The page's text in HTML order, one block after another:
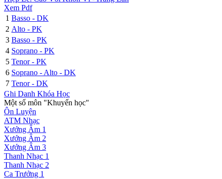
Xem Pdf
1 Basso - DK
2 Alto - PK
3 Basso - PK
4 Soprano - PK
5 Tenor - PK
6 Soprano - Alto - DK
7 Tenor - DK
Ghi Danh Khóa Học
Một số môn "Khuyến học"
Ôn Luyện
ATM Nhạc
Xướng Âm 1
Xướng Âm 2
Xướng Âm 3
Thanh Nhạc 1
Thanh Nhạc 2
Ca Trưởng 1